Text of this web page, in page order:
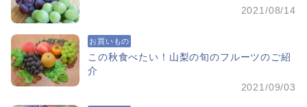
2021/08/14
お買いもの
この秋食べたい！山梨の旬のフルーツのご紹
介
2021/09/03